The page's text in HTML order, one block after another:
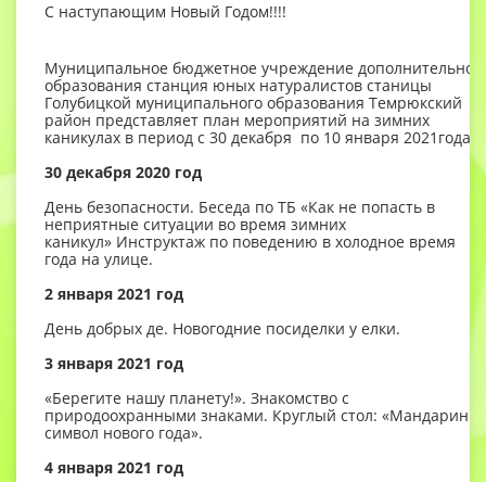
С наступающим Новый Годом!!!!
Муниципальное бюджетное учреждение
образования станция юных натуралистов станицы
Голубицкой муниципального образования Темрюкский
район представляет план мероприятий на зимних
каникулах в период с 30 декабря по 10 января 2021года.
30 декабря 2020 год
День безопасности. Беседа по ТБ «Как не попасть в
неприятные ситуации во время зимних
каникул» Инструктаж по поведению в холодное время
года на улице.
2 января 2021 год
День добрых де. Новогодние посиделки у елки.
3 января 2021 год
«Берегите нашу планету!». Знакомство с
природоохранными знаками. Круглый стол: «Мандарин –
символ нового года».
4 января 2021 год